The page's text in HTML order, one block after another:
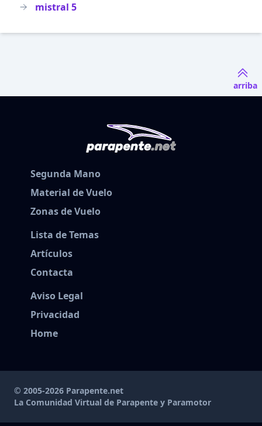
mistral 5
arriba
Segunda Mano
Material de Vuelo
Zonas de Vuelo
Lista de Temas
Artículos
Contacta
Aviso Legal
Privacidad
Home
© 2005-2026 Parapente.net
La Comunidad Virtual de Parapente y Paramotor